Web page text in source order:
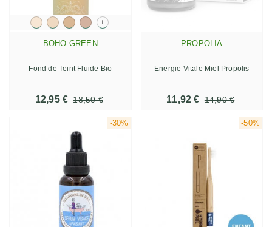
+
BOHO GREEN
Fond de Teint Fluide Bio
12,95 € 18,50 €
PROPOLIA
Energie Vitale Miel Propolis
11,92 € 14,90 €
-30% -50%